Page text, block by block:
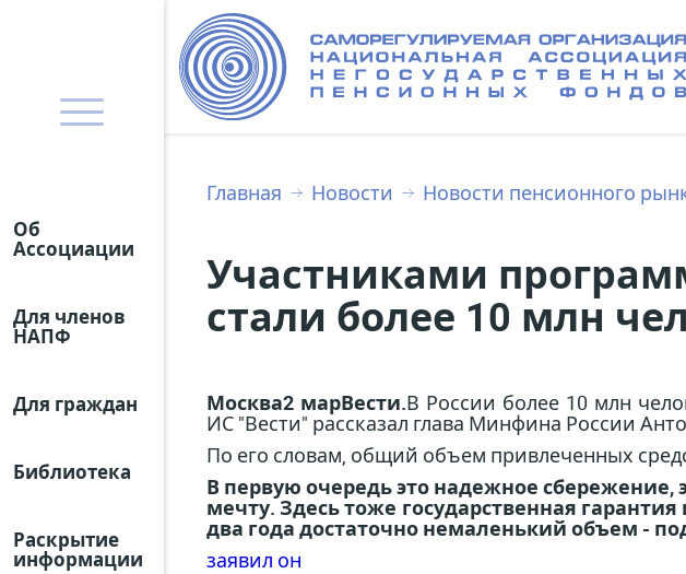
Об
Ассоциации
Для членов
НАПФ
Для граждан
Библиотека
Раскрытие
информации
Главная Новости Новости пенсионного
Участниками
стали более 10 млн
Москва2 марВести.В России более 10 млн
ИС "Вести" рассказал глава Минфина России
По его словам, общий объем привлеченных
В первую очередь это надежное
мечту. Здесь тоже государственная
два года достаточно немаленький объем -
заявил он